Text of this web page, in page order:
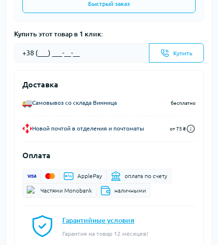
Быстрый заказ
Купить этот товар в 1 клик:
Купить
Доставка
Самовывоз со склада Винница бесплатно
Новой почтой в отделения и почтоматы от 75 ₴
Оплата
ApplePay оплата по счету
Частями Monobank наличными
Гарантийные условия
Гарантия на товар 12 месяцев!